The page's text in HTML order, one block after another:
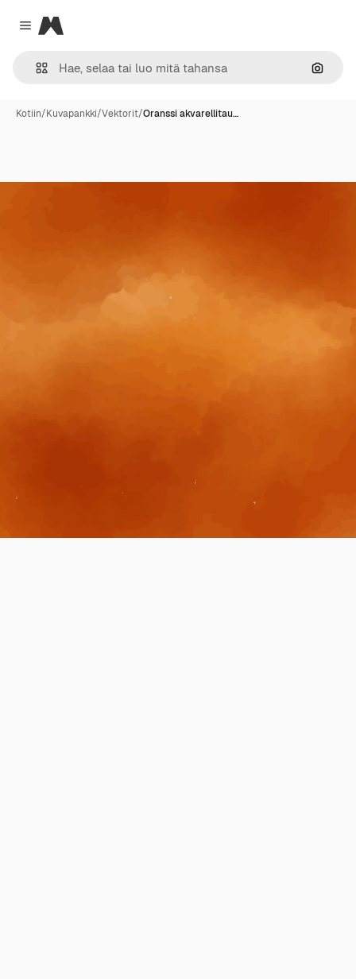
Close menu
Magnific
Hae
Kotiin/Kuvapankki/Vektorit/Oranssi akvarellitau…